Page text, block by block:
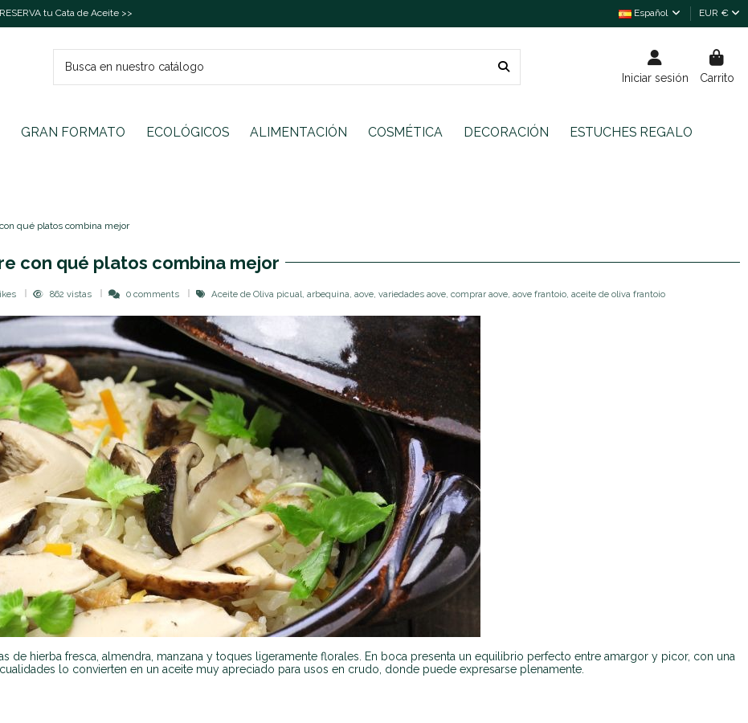
RESERVA tu Cata de Aceite >> Español EUR €
Iniciar sesión Carrito
GRAN FORMATO ECOLÓGICOS ALIMENTACIÓN COSMÉTICA DECORACIÓN ESTUCHES REGALO
qué platos combina mejor
con qué platos combina mejor
862 vistas 0 comments Aceite de Oliva picual, arbequina, aove, variedades aove, comprar aove, aove frantoio, aceite de oliva frantoio
de hierba fresca, almendra, manzana y toques ligeramente florales. En boca presenta un equilibrio perfecto entre amargor y picor, con una
lo convierten en un aceite muy apreciado para usos en crudo, donde puede expresarse plenamente.